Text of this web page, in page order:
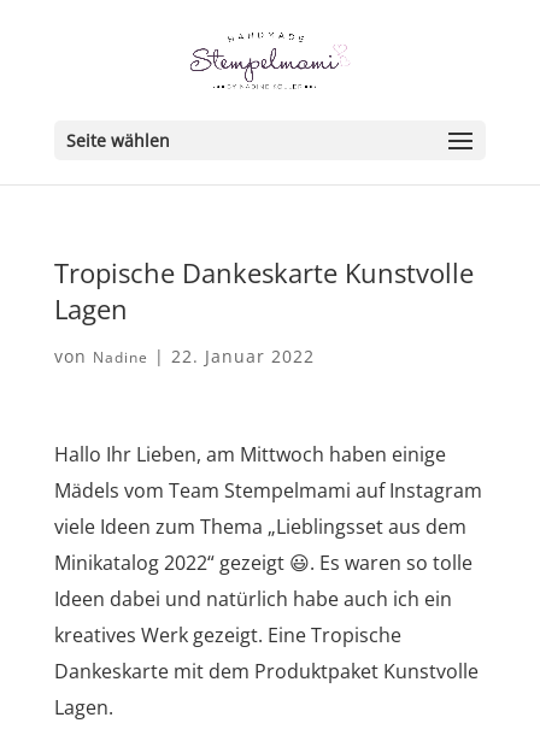
Seite wählen
Tropische Dankeskarte Kunstvolle
Lagen
von Nadine | 22. Januar 2022
Hallo Ihr Lieben, am Mittwoch haben einige
Mädels vom Team Stempelmami auf Instagram
viele Ideen zum Thema „Lieblingsset aus dem
Minikatalog 2022“ gezeigt 😃. Es waren so tolle
Ideen dabei und natürlich habe auch ich ein
kreatives Werk gezeigt. Eine Tropische
Dankeskarte mit dem Produktpaket Kunstvolle
Lagen.